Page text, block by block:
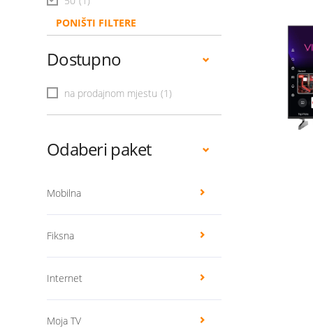
PONIŠTI FILTERE
Dostupno
na prodajnom mjestu (1)
Odaberi paket
Mobilna
Fiksna
Internet
Moja TV